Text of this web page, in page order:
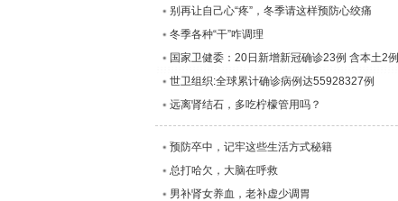
别再让自己心“疼”，冬季请这样预防心绞痛
冬季各种“干”咋调理
国家卫健委：20日新增新冠确诊23例 含本土2例
世卫组织:全球累计确诊病例达55928327例
远离肾结石，多吃柠檬管用吗？
预防卒中，记牢这些生活方式秘籍
总打哈欠，大脑在呼救
男补肾女养血，老补虚少调胃